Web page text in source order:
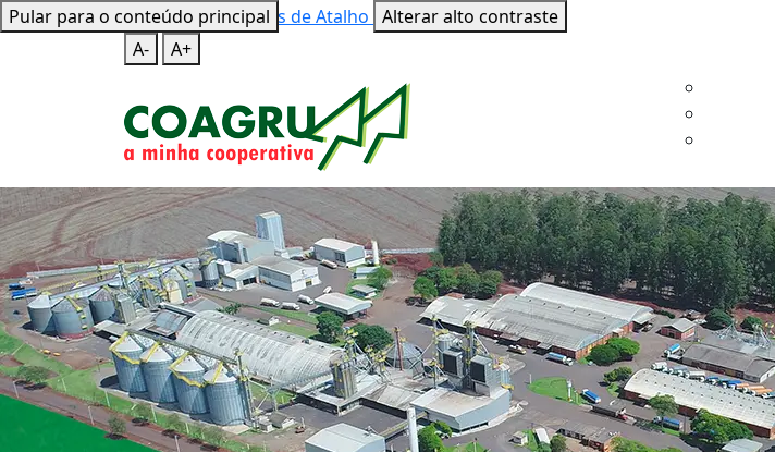
Pular para o conteúdo principal
Mapa do Site Teclas de Atalho Alterar alto contraste
A-
A+